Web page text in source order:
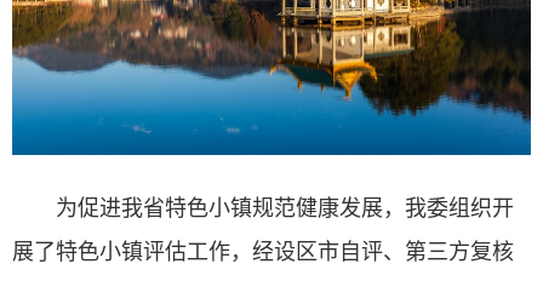
为促进我省特色小镇规范健康发展，我委组织开
展了特色小镇评估工作，经设区市自评、第三方复核